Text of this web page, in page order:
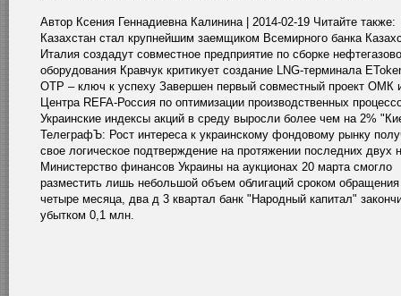
Автор Ксения Геннадиевна Калининa | 2014-02-19 Читайте также:
Казахстан стал крупнейшим заемщиком Всемирного банка
Италия создадут совместное предприятие по сборке
оборудования Кравчук критикует создание LNG-терминала
OTP – ключ к успеху Завершен первый совместный проект ОМК
Центра REFA-Россия по оптимизации производственных
Украинские индексы акций в среду выросли более чем на 2%
ТелеграфЪ: Рост интереса к украинскому фондовому рынку
свое логическое подтверждение на протяжении последних двух
Министерство финансов Украины на аукционах 20 марта смогло
разместить лишь небольшой объем облигаций сроком обращения
четыре месяца, два д 3 квартал банк "Народный капитал"
убытком 0,1 млн.